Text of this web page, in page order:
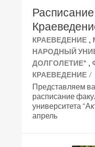
КРАЕВЕДЕНИЕ ,
НАРОДНЫЙ
ДОЛГОЛЕТИЕ" ,
КРАЕВЕДЕНИЕ/
Представляем
расписание
университета
апрель